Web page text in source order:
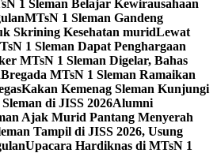
1 Sleman Belajar Kewirausahaan
MTsN 1 Sleman Gandeng
Skrining Kesehatan muridLewat
1 Sleman Dapat Penghargaan
MTsN 1 Sleman Digelar, Bahas
Bregada MTsN 1 Sleman Ramaikan
Kakan Kemenag Sleman Kunjungi
di JISS 2026Alumni
Ajak Murid Pantang Menyerah
Tampil di JISS 2026, Usung
Upacara Hardiknas di MTsN 1